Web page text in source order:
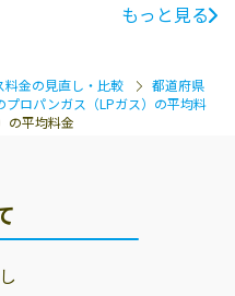
もっと見る
料金の見直し・比較
都道府県
プロパンガス（LPガス）の平均料
の平均料金